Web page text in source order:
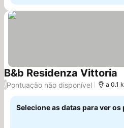
B&b Residenza Vittoria
/Pontuação não disponível a 0.1
Selecione as datas para ver os